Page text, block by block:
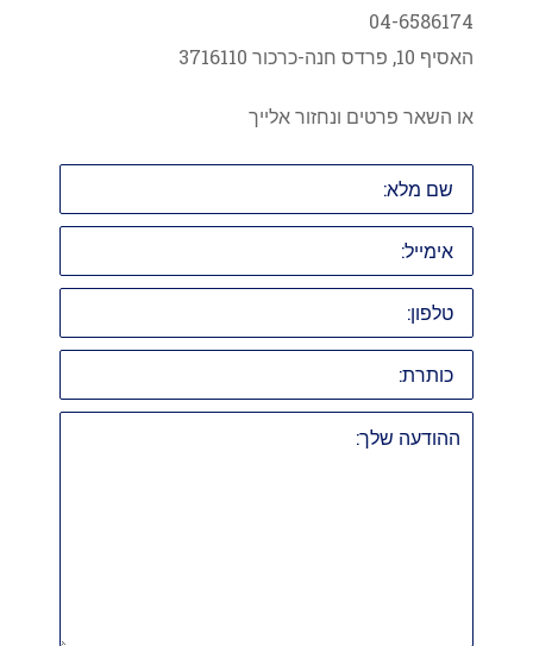
04-6586174
האסיף 10, פרדס חנה-כרכור 3716110
או השאר פרטים ונחזור אלייך
שם
מלא:
אימייל:
טלפון:
כותרת:
ההודעה
שלך: